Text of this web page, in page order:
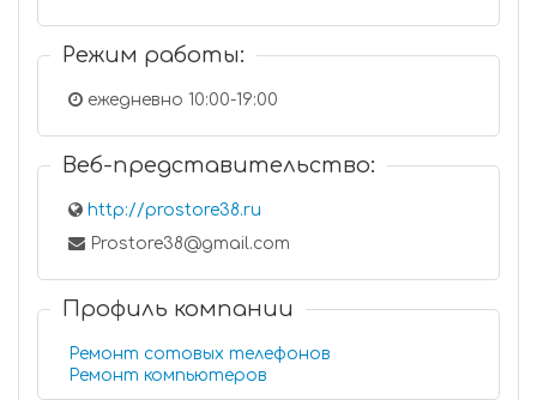
Режим работы:
ежедневно 10:00-19:00
Веб-представительство:
http://prostore38.ru
Prostore38@gmail.com
Профиль компании
Ремонт сотовых телефонов
Ремонт компьютеров